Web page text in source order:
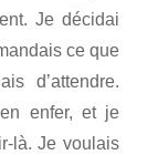
Je décidai
ce que
d’attendre.
enfer, et je
là. Je voulais